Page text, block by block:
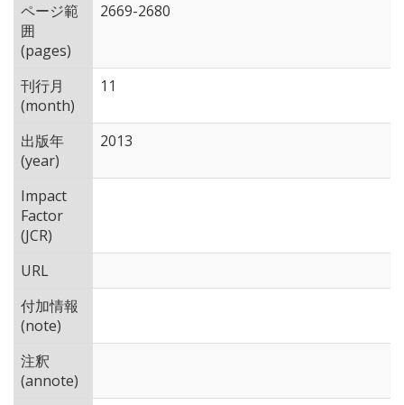
ページ範
囲
(pages)
2669-2680
刊行月
(month)
11
出版年
(year)
2013
Impact
Factor
(JCR)
URL
付加情報
(note)
注釈
(annote)